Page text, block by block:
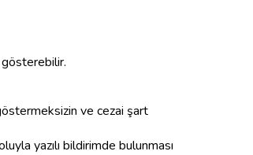
gösterebilir.
ve cezai şart
yazılı bildirimde bulunması